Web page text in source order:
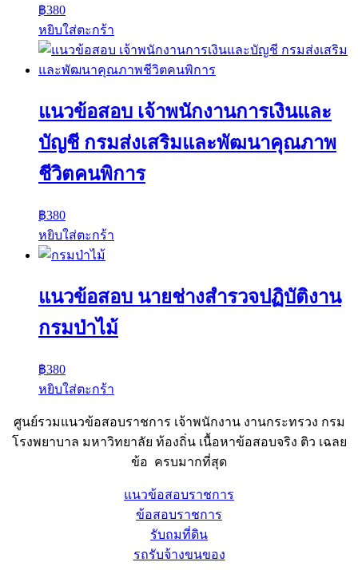
฿380
หยิบใส่ตะกร้า
แนวข้อสอบ เจ้าพนักงานการเงินและ
บัญชี กรมส่งเสริมและพัฒนาคุณภาพ
ชีวิตคนพิการ
฿380
หยิบใส่ตะกร้า
แนวข้อสอบ นายช่างสำรวจปฏิบัติงาน
กรมป่าไม้
฿380
หยิบใส่ตะกร้า
ศูนย์รวมแนวข้อสอบราชการ เจ้าพนักงาน งานกระทรวง กรม
โรงพยาบาล มหาวิทยาลัย ท้องถิ่น เนื้อหาข้อสอบจริง ติว เฉลย
ข้อ ครบมากที่สุด
แนวข้อสอบราชการ
ข้อสอบราชการ
รับถมที่ดิน
รถรับจ้างขนของ